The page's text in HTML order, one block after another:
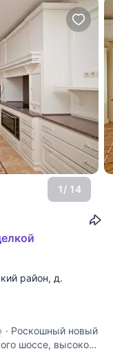
1/ 14
район, д.
· Роскошный новый
шоссе, высокое